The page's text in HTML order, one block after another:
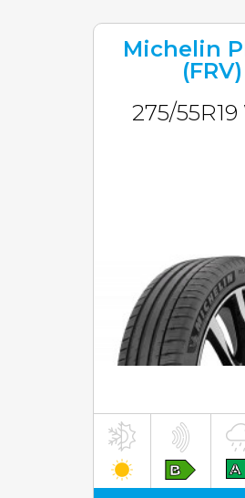
Michelin
(FRV)
275/55R19
inkl.